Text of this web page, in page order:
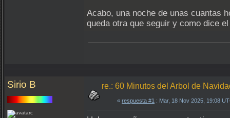
Acabo, una noche de unas cuantas
queda otra que seguir y como dice
Sirio B re.: 60 Minutos del Arbol de
« respuesta #1 : Mar, 18 Nov 2025, 19:08